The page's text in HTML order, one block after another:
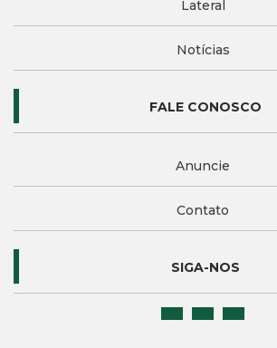
Lateral
Notícias
FALE CONOSCO
Anuncie
Contato
SIGA-NOS